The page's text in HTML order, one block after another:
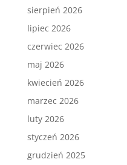
sierpień 2026
lipiec 2026
czerwiec 2026
maj 2026
kwiecień 2026
marzec 2026
luty 2026
styczeń 2026
grudzień 2025